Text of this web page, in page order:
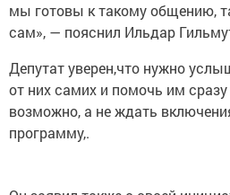
мы готовы к такому общению,
сам», — пояснил Ильдар
Депутат уверен,что нужно
от них самих и помочь им
возможно, а не ждать
программу,.